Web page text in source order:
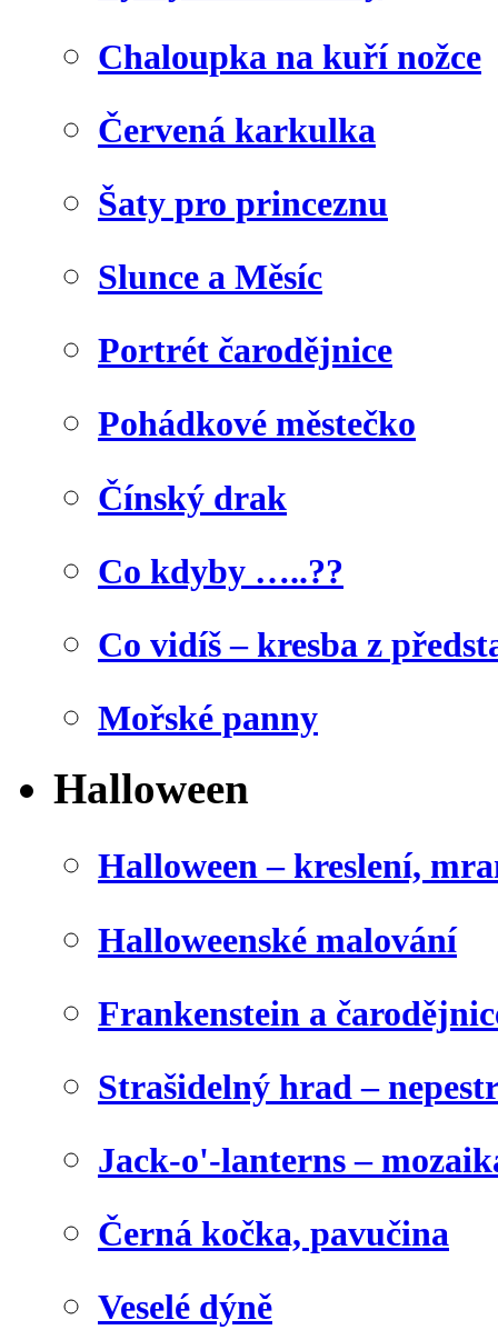
Chaloupka na kuří nožce
Červená karkulka
Šaty pro princeznu
Slunce a Měsíc
Portrét čarodějnice
Pohádkové městečko
Čínský drak
Co kdyby …..??
Co vidíš – kresba z
Mořské panny
Halloween
Halloween – kreslení,
Halloweenské malování
Frankenstein a
Strašidelný hrad –
Jack-o'-lanterns –
Černá kočka, pavučina
Veselé dýně